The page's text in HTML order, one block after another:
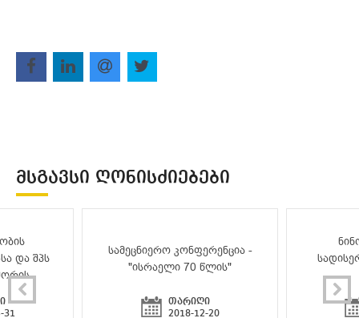
ᲛᲡᲒᲐᲕᲡᲘ ᲦᲝᲜᲘᲡᲫᲘᲔᲑᲔᲑᲘ
და შპს
31
სამეცნიერო კონფერენცია -
"ისრაელი 70 წლის"
თარიღი
2018-12-20